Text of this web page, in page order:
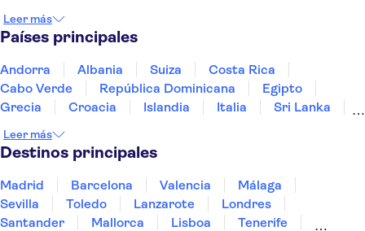
Basílica de San Pedro
Museo Nacional de la Ciencia y la Tecnología Leonardo da
Coliseo
Museo Leonardo da Vinci en Florencia
Galería Uffizi
Galería de la Academia de Florencia
Museos Reales de Turín
Leer más
Países principales
Andorra Albania Suiza
Costa Rica
Cabo Verde
República Dominicana
Egipto
Grecia
Croacia Islandia Italia
Sri Lanka
Portugal
Tailandia
Leer más
Destinos principales
Madrid Barcelona Valencia
Málaga
Sevilla
Toledo Lanzarote
Londres
Santander
Mallorca Lisboa
Tenerife